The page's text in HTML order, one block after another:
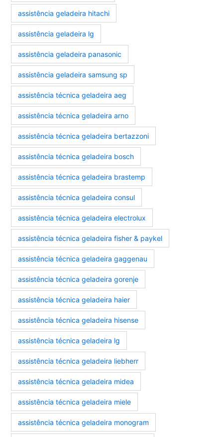
assistência geladeira hitachi
assistência geladeira lg
assistência geladeira panasonic
assistência geladeira samsung sp
assistência técnica geladeira aeg
assistência técnica geladeira arno
assistência técnica geladeira bertazzoni
assistência técnica geladeira bosch
assistência técnica geladeira brastemp
assistência técnica geladeira consul
assistência técnica geladeira electrolux
assistência técnica geladeira fisher & paykel
assistência técnica geladeira gaggenau
assistência técnica geladeira gorenje
assistência técnica geladeira haier
assistência técnica geladeira hisense
assistência técnica geladeira lg
assistência técnica geladeira liebherr
assistência técnica geladeira midea
assistência técnica geladeira miele
assistência técnica geladeira monogram